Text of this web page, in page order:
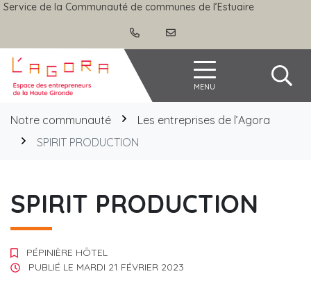
Gestion des traceurs
Aller
Service de la Communauté de communes de l’Estuaire
Agora MENU
Notre communauté
Les entreprises de l’Agora
SPIRIT PRODUCTION
SPIRIT PRODUCTION
PÉPINIÈRE HÔTEL
PUBLIÉ LE MARDI 21 FÉVRIER 2023